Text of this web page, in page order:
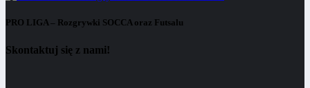
PRO LIGA – Rozgrywki SOCCA oraz Futsalu
Skontaktuj się z nami!